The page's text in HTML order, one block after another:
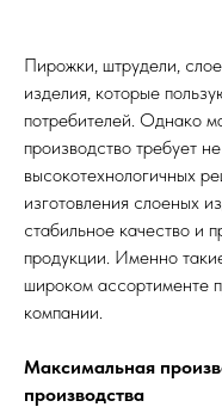
Пирожки, штрудели,
изделия, которые
потребителей. Однако
производство требует
высокотехнологичных
изготовления слоеных
стабильное качество и
продукции. Именно
широком ассортименте
компании.
Максимальная
производства